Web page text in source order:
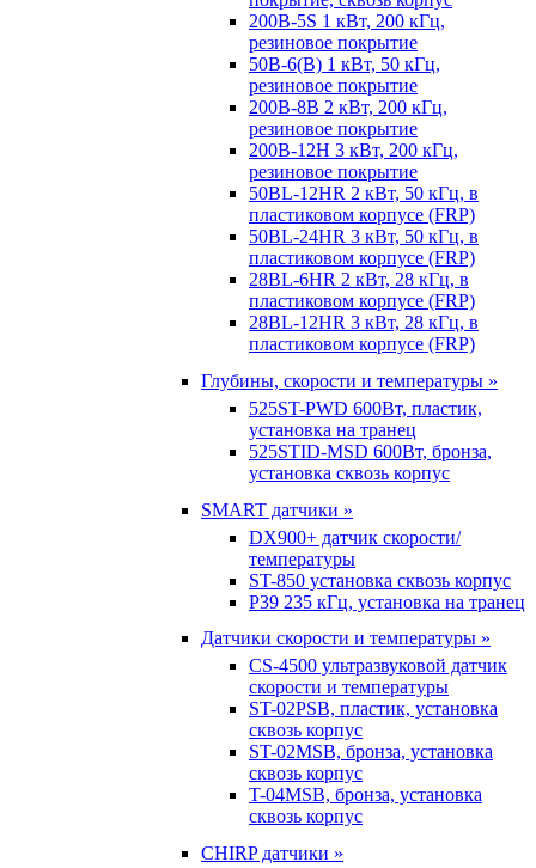
200B-5S 1 кВт, 200 кГц,
резиновое покрытие
50B-6(B) 1 кВт, 50 кГц,
резиновое покрытие
200B-8B 2 кВт, 200 кГц,
резиновое покрытие
200B-12H 3 кВт, 200 кГц,
резиновое покрытие
50BL-12HR 2 кВт, 50 кГц, в
пластиковом корпусе (FRP)
50BL-24HR 3 кВт, 50 кГц, в
пластиковом корпусе (FRP)
28BL-6HR 2 кВт, 28 кГц, в
пластиковом корпусе (FRP)
28BL-12HR 3 кВт, 28 кГц, в
пластиковом корпусе (FRP)
Глубины, скорости и температуры »
525ST-PWD 600Вт, пластик,
установка на транец
525STID-MSD 600Вт, бронза,
установка сквозь корпус
SMART датчики »
DX900+ датчик скорости/
температуры
ST-850 установка сквозь корпус
P39 235 кГц, установка на транец
Датчики скорости и температуры »
CS-4500 ультразвуковой датчик
скорости и температуры
ST-02PSB, пластик, установка
сквозь корпус
ST-02MSB, бронза, установка
сквозь корпус
T-04MSB, бронза, установка
сквозь корпус
CHIRP датчики »